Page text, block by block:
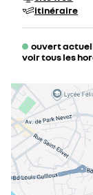
itinéraire
ouvert
voir tous les
mardi
mercredi
jeudi
vendredi
samedi
dimanche